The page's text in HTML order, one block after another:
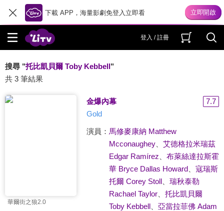
下載 APP，海量影劇免登入立即看
登入 / 註冊
搜尋 "托比凱貝爾 Toby Kebbell"
共 3 筆結果
華爾街之狼2.0
金爆內幕
7.7
Gold
演員： 馬修麥康納 Matthew
Mcconaughey、 艾德格拉米瑞茲
Edgar Ramírez
布萊絲達拉斯霍
華 Bryce Dallas Howard、 寇瑞斯
托爾 Corey Stoll、 瑞秋泰勒
Rachael Taylor、 托比凱貝爾
Toby Kebbell、 亞當拉菲佛 Adam